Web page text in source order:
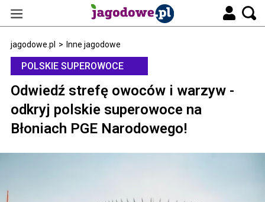
jagodowe.pl > Inne jagodowe
POLSKIE SUPEROWOCE
Odwiedź strefę owoców i warzyw -
odkryj polskie superowoce na
Błoniach PGE Narodowego!